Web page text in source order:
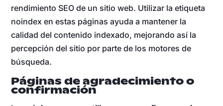
rendimiento SEO de un sitio web. Utilizar la etiqueta
noindex en estas páginas ayuda a mantener la
calidad del contenido indexado, mejorando así la
percepción del sitio por parte de los motores de
búsqueda.
Páginas de agradecimiento o
confirmación